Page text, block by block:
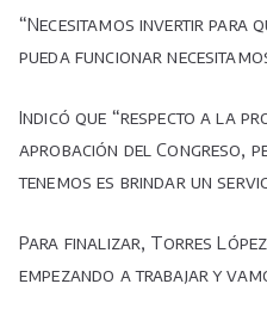
“Necesitamos invertir para
pueda funcionar
Indicó que “respecto a la
aprobación del Congreso,
tenemos es brindar un
Para finalizar, Torres
empezando a trabajar y